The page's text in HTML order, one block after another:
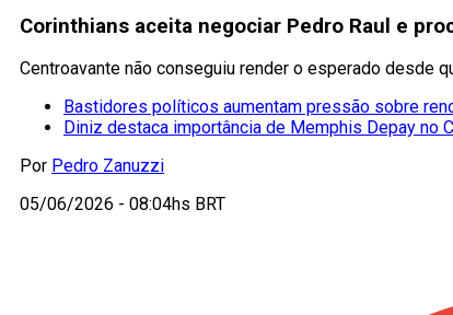
Corinthians aceita negociar Pedro Raul e
Centroavante não conseguiu render o esperado desde
Bastidores políticos aumentam pressão sobre
Diniz destaca importância de Memphis Depay no
Por Pedro Zanuzzi
05/06/2026 - 08:04hs BRT